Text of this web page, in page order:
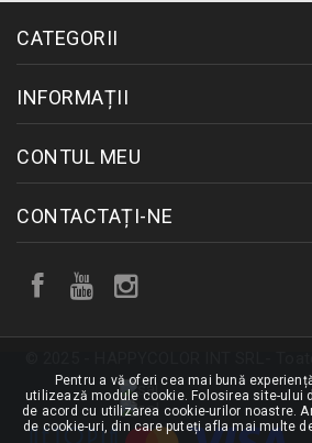
CATEGORII
INFORMAȚII
CONTUL MEU
CONTACTAȚI-NE
Pentru a vă oferi cea mai bună
utilizează module cookie. Folosirea site-ului
de acord cu utilizarea cookie-urilor noastre.
de cookie-uri, din care puteți afla mai multe